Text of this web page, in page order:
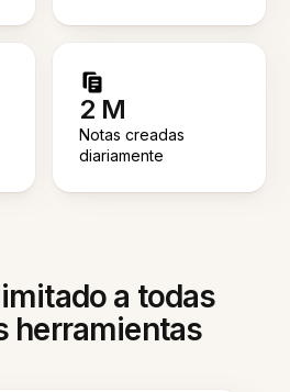
2 M
Notas creadas
diariamente
a todas
herramientas